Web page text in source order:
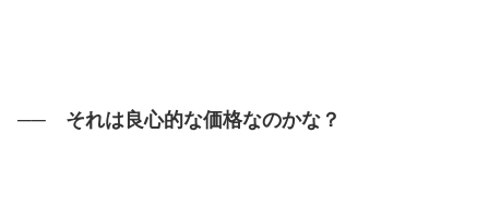
── それは良心的な価格なのかな？